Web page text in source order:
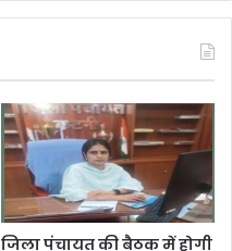
जिला पंचायत की बैठक में होगी